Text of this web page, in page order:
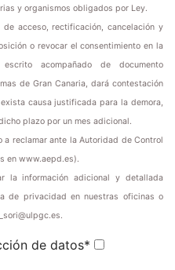
y organismos obligados por Ley.
acceso, rectificación, cancelación y
o revocar el consentimiento en la
acompañado de documento
de Gran Canaria, dará contestación
causa justificada para la demora,
plazo por un mes adicional.
reclamar ante la Autoridad de Control
en www.aepd.es).
la información adicional y detallada
de privacidad en nuestras oficinas o
de datos*